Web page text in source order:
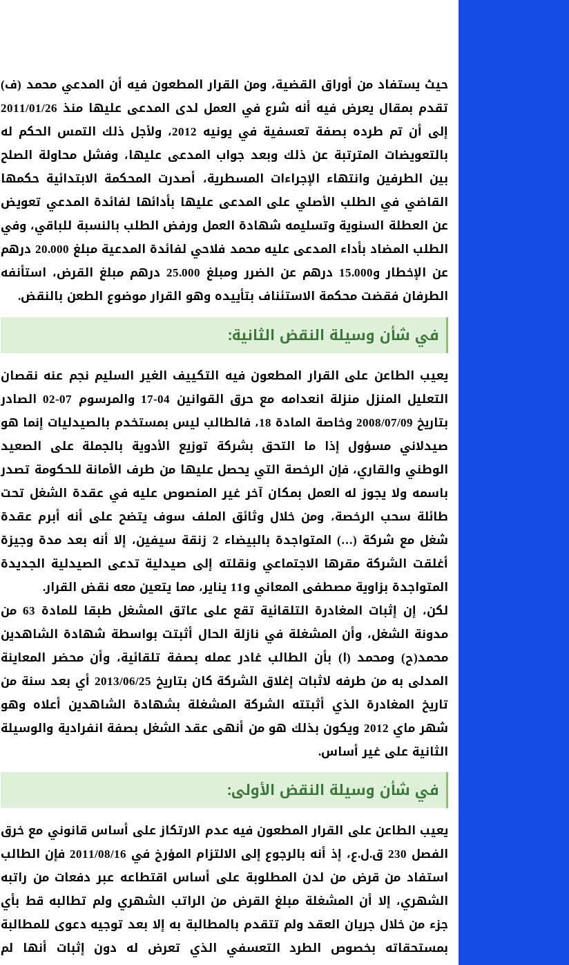
حيث يستفاد من أوراق القضية، ومن القرار المطعون فيه أن المدعي محمد (ف)
تقدم بمقال يعرض فيه أنه شرع في العمل لدى المدعى عليها منذ 2011/01/26
إلى أن تم طرده بصفة تعسفية في يونيه 2012، ولأجل ذلك التمس الحكم له
بالتعويضات المترتبة عن ذلك وبعد جواب المدعى عليها، وفشل محاولة الصلح
بين الطرفين وانتهاء الإجراءات المسطرية، أصدرت المحكمة الابتدائية حكمها
القاضي في الطلب الأصلي على المدعى عليها بأدائها لفائدة المدعي تعويض
عن العطلة السنوية وتسليمه شهادة العمل ورفض الطلب بالنسبة للباقي، وفي
الطلب المضاد بأداء المدعى عليه محمد فلاحي لفائدة المدعية مبلغ 20.000 درهم
عن الإخطار و15.000 درهم عن الضرر ومبلغ 25.000 درهم مبلغ القرض، استأنفه
الطرفان فقضت محكمة الاستئناف بتأييده وهو القرار موضوع الطعن بالنقض.
في شأن وسيلة النقض الثانية:
يعيب الطاعن على القرار المطعون فيه التكييف الغير السليم نجم عنه نقصان
التعليل المنزل منزلة انعدامه مع حرق القوانين 04-17 والمرسوم 07-02 الصادر
بتاريخ 2008/07/09 وخاصة المادة 18، فالطالب ليس بمستخدم بالصيدليات إنما هو
صيدلاني مسؤول إذا ما التحق بشركة توزيع الأدوية بالجملة على الصعيد
الوطني والقاري، فإن الرخصة التي يحصل عليها من طرف الأمانة للحكومة تصدر
باسمه ولا يجوز له العمل بمكان آخر غير المنصوص عليه في عقدة الشغل تحت
طائلة سحب الرخصة، ومن خلال وثائق الملف سوف يتضح على أنه أبرم عقدة
شغل مع شركة (…) المتواجدة بالبيضاء 2 زنقة سيفين، إلا أنه بعد مدة وجيزة
أغلقت الشركة مقرها الاجتماعي ونقلته إلى صيدلية تدعى الصيدلية الجديدة
المتواجدة بزاوية مصطفى المعاني و11 يناير، مما يتعين معه نقض القرار.
لكن، إن إثبات المغادرة التلقائية تقع على عاتق المشغل طبقا للمادة 63 من
مدونة الشغل، وأن المشغلة في نازلة الحال أثبتت بواسطة شهادة الشاهدين
محمد(ح) ومحمد (ا) بأن الطالب غادر عمله بصفة تلقائية، وأن محضر المعاينة
المدلى به من طرفه لاثبات إغلاق الشركة كان بتاريخ 2013/06/25 أي بعد سنة من
تاريخ المغادرة الذي أثبتته الشركة المشغلة بشهادة الشاهدين أعلاه وهو
شهر ماي 2012 ويكون بذلك هو من أنهى عقد الشغل بصفة انفرادية والوسيلة
الثانية على غير أساس.
في شأن وسيلة النقض الأولى:
يعيب الطاعن على القرار المطعون فيه عدم الارتكاز على أساس قانوني مع خرق
الفصل 230 ق.ل.ع، إذ أنه بالرجوع إلى الالتزام المؤرخ في 2011/08/16 فإن الطالب
استفاد من قرض من لدن المطلوبة على أساس اقتطاعه عبر دفعات من راتبه
الشهري، إلا أن المشغلة مبلغ القرض من الراتب الشهري ولم تطالبه قط بأي
جزء من خلال جريان العقد ولم تتقدم بالمطالبة به إلا بعد توجيه دعوى للمطالبة
بمستحقاته بخصوص الطرد التعسفي الذي تعرض له دون إثبات أنها لم